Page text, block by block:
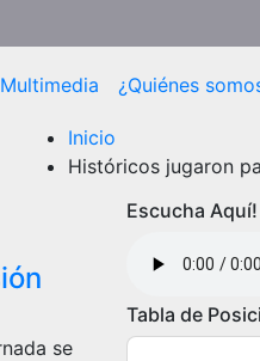
Multimedia ¿Quiénes
Inicio
Históricos jugaron
se
Escucha Aquí!
Tabla de